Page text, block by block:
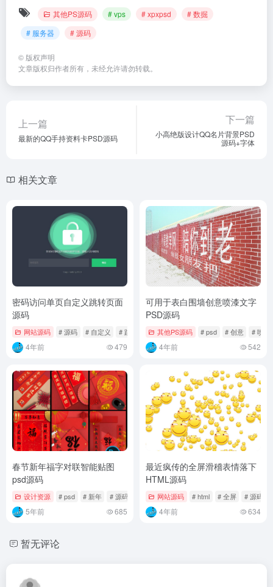
其他PS源码 # vps # xpxpsd
# 数掘
# 服务器
# 源码
© 版权声明
文章版权归作者所有，未经允许请勿转载。
上一篇
最新的QQ手持资料卡PSD源码
下一篇
小高绝版设计QQ名片背景PSD
源码+字体
相关文章
密码访问单页自定义跳转页面
源码
网站源码 # 源码 # 自定义 # 跳转
4年前 479
可用于表白围墙创意喷漆文字
PSD源码
其他PS源码 # psd # 创意 # 喷漆
4年前 542
春节新年福字对联智能贴图
psd源码
设计资源 # psd # 新年 # 源码
5年前 685
最近疯传的全屏滑稽表情落下
HTML源码
网站源码 # html # 全屏 # 源码
4年前 634
暂无评论